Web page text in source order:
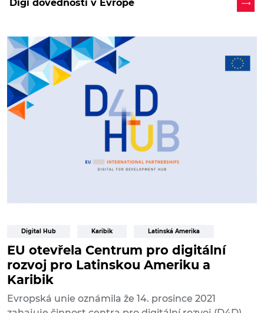
Digi dovednosti v Evropě
Digital Hub Karibik Latinská Amerika
EU otevřela Centrum pro digitální
rozvoj pro Latinskou Ameriku a
Karibik
Evropská unie oznámila že 14. prosince 2021